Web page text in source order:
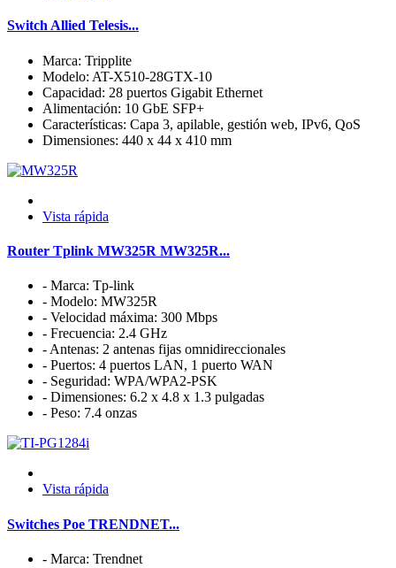
Switch Allied Telesis...
Marca: Tripplite
Modelo: AT-X510-28GTX-10
Capacidad: 28 puertos Gigabit Ethernet
Alimentación: 10 GbE SFP+
Características: Capa 3, apilable, gestión web, IPv6, QoS
Dimensiones: 440 x 44 x 410 mm
Vista rápida
Router Tplink MW325R MW325R...
- Marca: Tp-link
- Modelo: MW325R
- Velocidad máxima: 300 Mbps
- Frecuencia: 2.4 GHz
- Antenas: 2 antenas fijas omnidireccionales
- Puertos: 4 puertos LAN, 1 puerto WAN
- Seguridad: WPA/WPA2-PSK
- Dimensiones: 6.2 x 4.8 x 1.3 pulgadas
- Peso: 7.4 onzas
Vista rápida
Switches Poe TRENDNET...
- Marca: Trendnet